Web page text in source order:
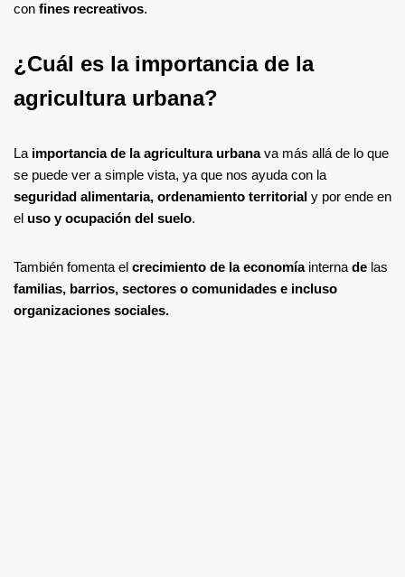
con fines recreativos.
¿Cuál es la importancia de la
agricultura urbana?
La importancia de la agricultura urbanava más allá de lo que
se puede ver a simple vista, ya que nos ayuda con la
seguridad alimentaria, ordenamiento territorial y por ende en
el uso y ocupación del suelo.
También fomenta el crecimiento de la economíainterna de las
familias, barrios, sectores o comunidades e incluso
organizaciones sociales.